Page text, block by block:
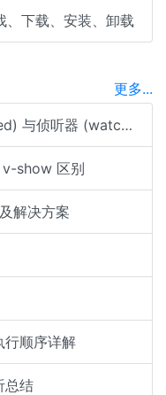
下载、安装、卸载
更多...
侦听器 (watch) 对比
show 区别
解决方案
行顺序详解
总结